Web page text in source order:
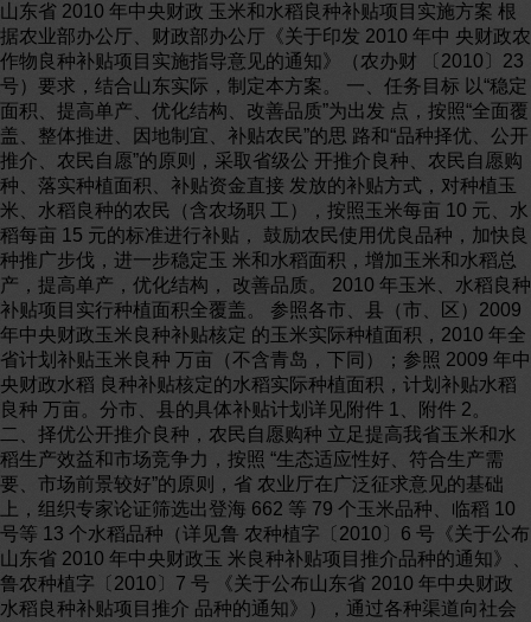
山东省 2010 年中央财政 玉米和水稻良种补贴项目实施方案 根
据农业部办公厅、财政部办公厅《关于印发 2010 年中 央财政农
作物良种补贴项目实施指导意见的通知》（农办财 〔2010〕23
号）要求，结合山东实际，制定本方案。 一、任务目标 以“稳定
面积、提高单产、优化结构、改善品质”为出发 点，按照“全面覆
盖、整体推进、因地制宜、补贴农民”的思 路和“品种择优、公开
推介、农民自愿”的原则，采取省级公 开推介良种、农民自愿购
种、落实种植面积、补贴资金直接 发放的补贴方式，对种植玉
米、水稻良种的农民（含农场职 工），按照玉米每亩 10 元、水
稻每亩 15 元的标准进行补贴， 鼓励农民使用优良品种，加快良
种推广步伐，进一步稳定玉 米和水稻面积，增加玉米和水稻总
产，提高单产，优化结构， 改善品质。 2010 年玉米、水稻良种
补贴项目实行种植面积全覆盖。 参照各市、县（市、区）2009
年中央财政玉米良种补贴核定 的玉米实际种植面积，2010 年全
省计划补贴玉米良种 万亩（不含青岛，下同）；参照 2009 年中
央财政水稻 良种补贴核定的水稻实际种植面积，计划补贴水稻
良种 万亩。分市、县的具体补贴计划详见附件 1、附件 2。
二、择优公开推介良种，农民自愿购种 立足提高我省玉米和水
稻生产效益和市场竞争力，按照 “生态适应性好、符合生产需
要、市场前景较好”的原则，省 农业厅在广泛征求意见的基础
上，组织专家论证筛选出登海 662 等 79 个玉米品种、临稻 10
号等 13 个水稻品种（详见鲁 农种植字〔2010〕6 号《关于公布
山东省 2010 年中央财政玉 米良种补贴项目推介品种的通知》、
鲁农种植字〔2010〕7 号 《关于公布山东省 2010 年中央财政
水稻良种补贴项目推介 品种的通知》），通过各种渠道向社会